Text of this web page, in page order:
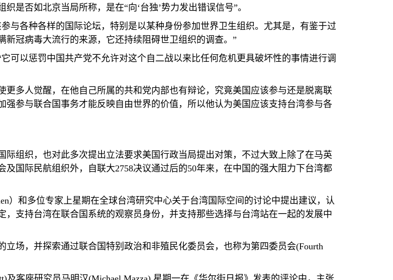
是否如北京当局所称，是在“向‘台独’势力发出错误信号”。
与各种各样的国际论坛，特别是以某种身份参加世界卫生组织。尤其是，有鉴于过
冠病毒大流行的来源，它还持续阻碍世卫组织的调查。”
可以惩罚中国共产党不允许对这个自二战以来比任何危机更具破坏性的事情进行调
多人觉醒，在他自己所属的共和党内部也有辩论，究竟美国应该参与还是脱离联
参与联合国事务才能反映自由世界的价值，所以他认为美国应该支持台湾参与各
组织，也对此多次提出立法要求美国行政当局提出对策，不过大致上除了在马英
及国际民航组织外，自联大2758决议通过后的50年来，在中国的强大阻力下台湾都
）和多位专家上星期在全球台湾研究中心关于台湾国际空间的讨论中提出建议，认
，支持台湾在联合国系统的观察员身份，并支持那些选择与台湾站在一起的发展中
场，并探索通过联合国特别政治和非殖民化委员会，也称为第四委员会(Fourth